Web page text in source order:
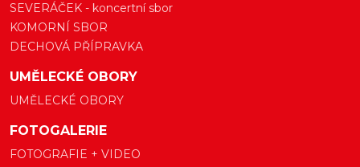
SEVERÁČEK - koncertní sbor
KOMORNÍ SBOR
DECHOVÁ PŘÍPRAVKA
UMĚLECKÉ OBORY
UMĚLECKÉ OBORY
FOTOGALERIE
FOTOGRAFIE + VIDEO